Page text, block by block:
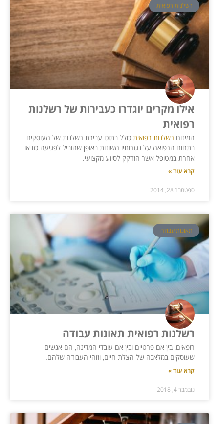
רשלנות רפואית
אילו מקרים יוגדרו כעבירות של רשלנות
רפואית
המינוח רשלנות רפואית כולל בתוכו עבירת רשלנות של העוסקים
בתחום הרפואה על נגזרותיו השונות באופן שהוביל לפגיעה כזו או
אחרת במטופל אשר הזדקק לסיוע מקצועי.
קרא עוד »
ספטמבר 28, 2014
תאונות עבודה
רשלנות רפואית תאונות עבודה
רופאים, בין אם פרטיים ובין אם עובדי המדינה, הם אנשים
שעוסקים במלאכה של הצלת חיים, וזוהי העבודה שלהם.
קרא עוד »
נובמבר 4, 2018